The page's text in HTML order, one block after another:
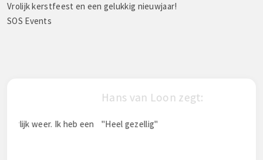
Vrolijk kerstfeest en een gelukkig nieuwjaar!
SOS Events
Hans van Loon zegt:
"Heel gezellig"